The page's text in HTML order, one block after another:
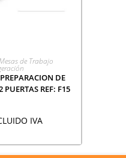
de Trabajo
DE
REF: F15
IVA